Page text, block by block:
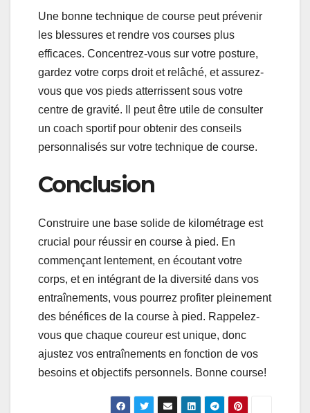
Une bonne technique de course peut prévenir
les blessures et rendre vos courses plus
efficaces. Concentrez-vous sur votre posture,
gardez votre corps droit et relâché, et assurez-
vous que vos pieds atterrissent sous votre
centre de gravité. Il peut être utile de consulter
un coach sportif pour obtenir des conseils
personnalisés sur votre technique de course.
Conclusion
Construire une base solide de kilométrage est
crucial pour réussir en course à pied. En
commençant lentement, en écoutant votre
corps, et en intégrant de la diversité dans vos
entraînements, vous pourrez profiter pleinement
des bénéfices de la course à pied. Rappelez-
vous que chaque coureur est unique, donc
ajustez vos entraînements en fonction de vos
besoins et objectifs personnels. Bonne course!